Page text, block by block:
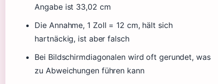
Angabe ist 33,02 cm
Die Annahme, 1 Zoll = 12 cm, hält sich
hartnäckig, ist aber falsch
Bei Bildschirmdiagonalen wird oft gerundet, was
zu Abweichungen führen kann